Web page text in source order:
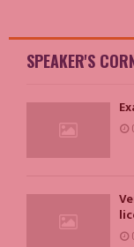
SPEAKER'S